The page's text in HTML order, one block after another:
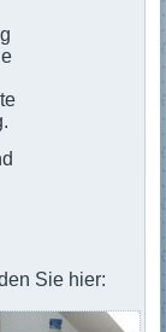
Sie hier: